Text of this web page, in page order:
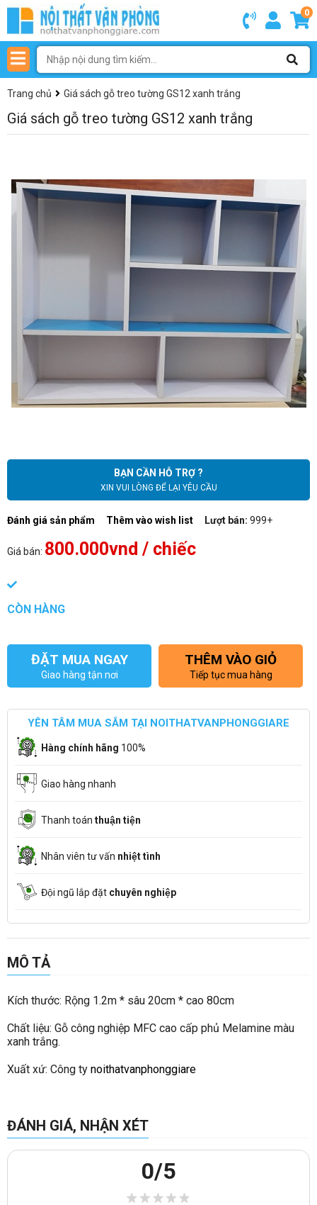
0
Trang chủ Giá sách gỗ treo tường GS12 xanh trắng
Giá sách gỗ treo tường GS12 xanh trắng
BẠN CẦN HỖ TRỢ ?
XIN VUI LÒNG ĐỂ LẠI YÊU CẦU
Đánh giá sản phẩm Thêm vào wish list Lượt bán: 999+
Giá bán: 800.000vnd / chiếc
CÒN HÀNG
ĐẶT MUA NGAY
Giao hàng tận nơi
THÊM VÀO GIỎ
Tiếp tục mua hàng
YÊN TÂM MUA SẮM TẠI NOITHATVANPHONGGIARE
Hàng chính hãng 100%
Giao hàng nhanh
Thanh toán thuận tiện
Nhân viên tư vấn nhiệt tình
Đội ngũ lắp đặt chuyên nghiệp
MÔ TẢ
Kích thước: Rộng 1.2m * sâu 20cm * cao 80cm
Chất liệu: Gỗ công nghiệp MFC cao cấp phủ Melamine màu
xanh trắng.
Xuất xứ: Công ty noithatvanphonggiare
ĐÁNH GIÁ, NHẬN XÉT
0/5